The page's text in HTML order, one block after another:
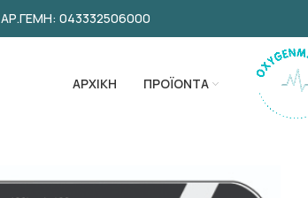
ΑΡ.ΓΕΜΗ: 043332506000
ΑΡΧΙΚΗ ΠΡΟΪΟΝΤΑ